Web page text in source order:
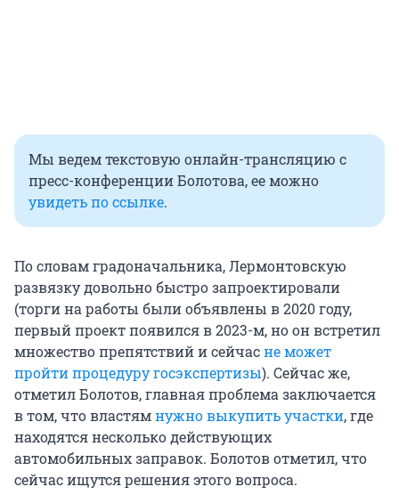
Мы ведем текстовую онлайн-трансляцию с
пресс-конференции Болотова, ее можно
увидеть по ссылке.
По словам градоначальника, Лермонтовскую
развязку довольно быстро запроектировали
(торги на работы были объявлены в 2020 году,
первый проект появился в 2023-м, но он встретил
множество препятствий и сейчасне может
пройти процедуру госэкспертизы). Сейчас же,
отметил Болотов, главная проблема заключается
в том, что властямнужно выкупить участки, где
находятся несколько действующих
автомобильных заправок. Болотов отметил, что
сейчас ищутся решения этого вопроса.